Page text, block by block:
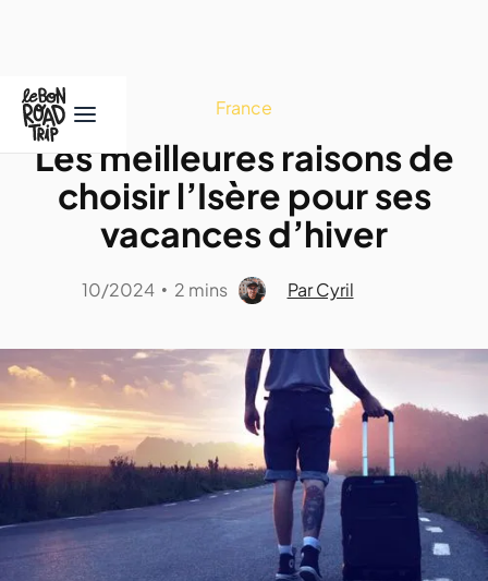
France
Les meilleures raisons de
choisir l’Isère pour ses
vacances d’hiver
10/2024 • 2 mins Par Cyril